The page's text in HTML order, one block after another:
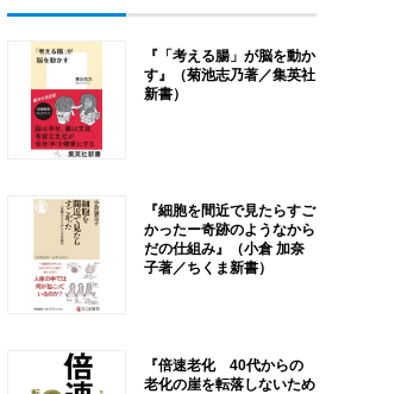
『「考える腸」が脳を動か
す』（菊池志乃著／集英社
新書）
『細胞を間近で見たらすご
かったー奇跡のようなから
だの仕組み』（小倉 加奈
子著／ちくま新書）
『倍速老化 40代からの
老化の崖を転落しないため